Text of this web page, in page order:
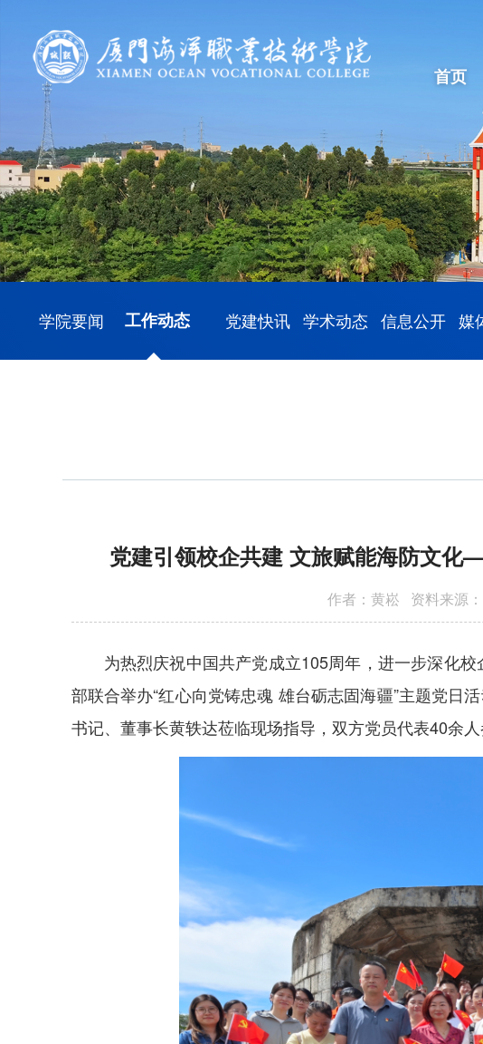
首页
学院要闻 工作动态 党建快讯 学术动态 信息公开 媒
党建引领校企共建 文旅赋能海防文
作者：黄崧 资料来源
为热烈庆祝中国共产党成立105周年，进一步深化
部联合举办“红心向党铸忠魂 雄台砺志固海疆”主题党日
书记、董事长黄轶达莅临现场指导，双方党员代表40余人